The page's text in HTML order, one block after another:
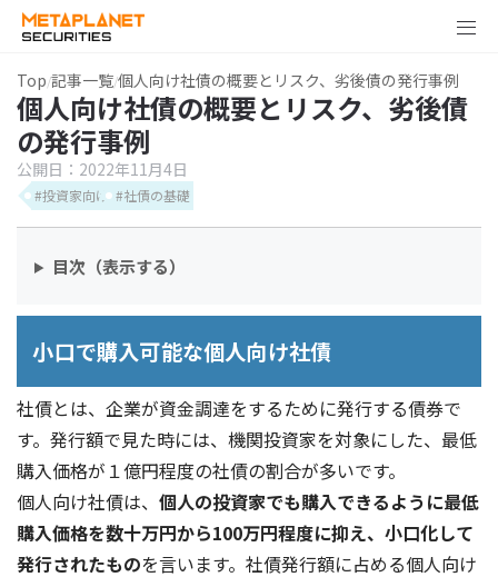
Top 記事一覧 個人向け社債の概要とリスク、劣後債の発行事例
個人向け社債の概要とリスク、劣後債
の発行事例
公開日： 2022年11月4日
#投資家向け #社債の基礎
目次（表示する）
小口で購入可能な個人向け社債
社債とは、企業が資金調達をするために発行する債券で
す。発行額で見た時には、機関投資家を対象にした、最低
購入価格が１億円程度の社債の割合が多いです。
個人向け社債は、 個人の投資家でも購入できるように最低
購入価格を数十万円から100万円程度に抑え、小口化して
発行されたものを言います。社債発行額に占める個人向け